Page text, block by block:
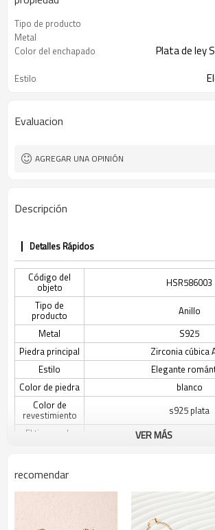
Tipo de producto
Metal
Color del enchapado
Plata de ley
Estilo
Evaluacion
AGREGAR UNA OPINIÓN
Descripción
Detalles Rápidos
Código del
objeto
HSR586003
Tipo de
producto
Anillo
Metal
S925
Piedra principal
Zirconia cúbica
Estilo
Elegante
Color de piedra
blanco
Color de
revestimiento
s925 plata
El tiempo de
Descripción
VER MÁS
recomendar